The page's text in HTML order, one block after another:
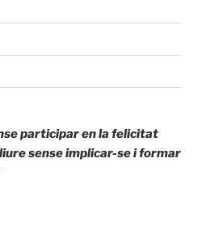
participar en la felicitat
sense implicar-se i formar